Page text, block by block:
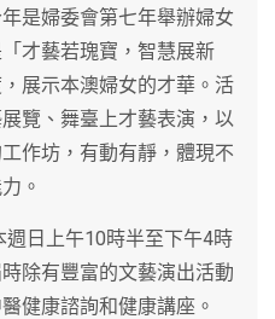
是婦委會第七年舉辦婦女
才藝若瑰寶，智慧展新
展示本澳婦女的才華。活
覽、舞臺上才藝表演，以
作坊，有動有靜，體現不
。
週日上午10時半至下午4時
除有豐富的文藝演出活動
健康諮詢和健康講座。